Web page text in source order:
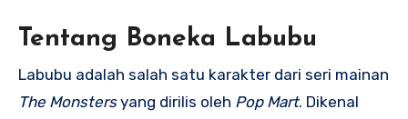
Tentang Boneka Labubu
Labubu adalah salah satu karakter dari seri mainan
The Monstersyang dirilis oleh Pop Mart. Dikenal